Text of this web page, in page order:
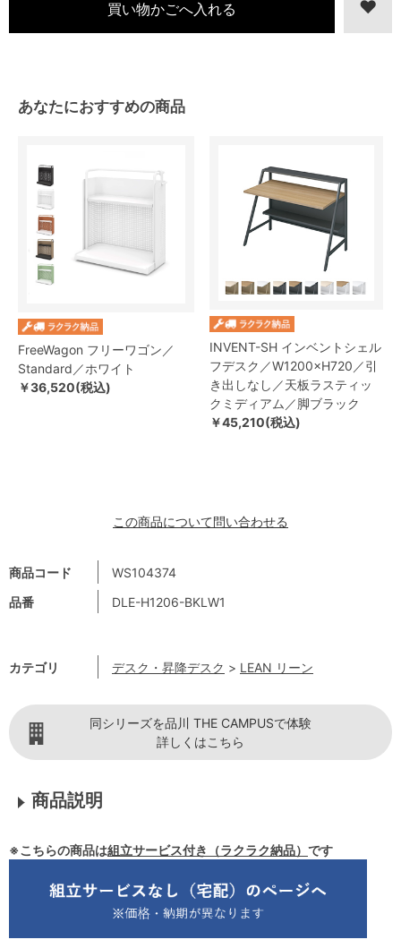
商品コード
WS104374
品番
DLE-H1206-BKLW1
カテゴリ デスク・昇降デスク > LEAN リーン
あなたにおすすめの商品
FreeWagon フリーワゴン／
Standard／ホワイト
￥36,520(税込)
INVENT-SH インベントシェル
フデスク／W1200×H720／引
き出しなし／天板ラスティッ
クミディアム／脚ブラック
￥45,210(税込)
この商品について問い合わせる
同シリーズを品川 THE CAMPUSで体験
詳しくはこちら
商品説明
※こちらの商品は組立サービス付き（ラクラク納品） です